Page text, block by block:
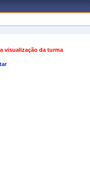
visualização da turma